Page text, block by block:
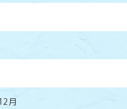
月